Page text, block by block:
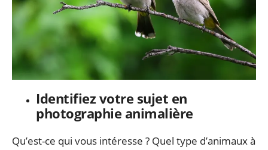
Identifiez votre sujet en
photographie animalière
Qu’est-ce qui vous intéresse ? Quel type d’animaux à